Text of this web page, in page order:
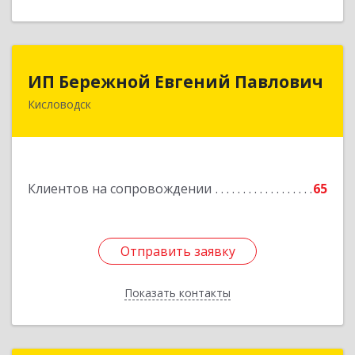
ИП Бережной Евгений Павлович
Кисловодск
Клиентов на сопровождении 65
Отправить заявку
Показать контакты
ИП Бережной Евгений Павлович
357748, Ставропольский край, Кисловодск г,
Отправить заявку
Назад